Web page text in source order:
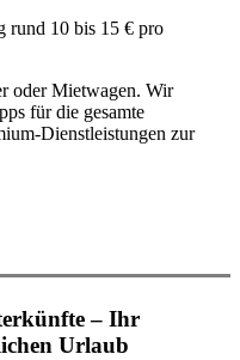
rund 10 bis 15 € pro
oder Mietwagen. Wir
für die gesamte
Dienstleistungen zur
– Ihr
Urlaub